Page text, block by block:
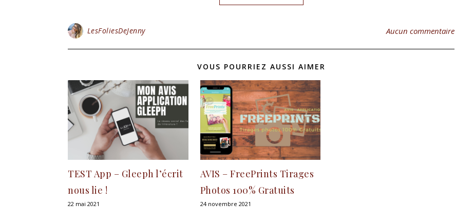
LesFoliesDeJenny Aucun commentaire
VOUS POURRIEZ AUSSI AIMER
TEST App – Gleeph l’écrit
nous lie !
22 mai 2021
AVIS – FreePrints Tirages
Photos 100% Gratuits
24 novembre 2021